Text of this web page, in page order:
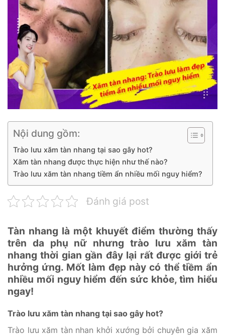
Nội dung gồm:
Trào lưu xăm tàn nhang tại sao gây hot?
Xăm tàn nhang được thực hiện như thế nào?
Trào lưu xăm tàn nhang tiềm ẩn nhiều mối nguy hiểm?
Đánh giá post
Tàn nhang là một khuyết điểm thường thấy
trên da phụ nữ nhưng trào lưu xăm tàn
nhang thời gian gần đây lại rất được giới trẻ
hưởng ứng. Mốt làm đẹp này có thể tiềm ẩn
nhiều mối nguy hiểm đến sức khỏe, tìm hiểu
ngay!
Trào lưu xăm tàn nhang tại sao gây hot?
Trào lưu xăm tàn nhan khởi xướng bởi chuyên gia xăm